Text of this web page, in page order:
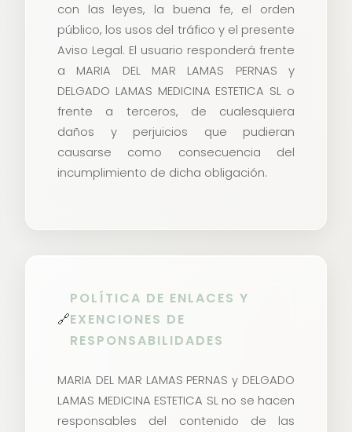
con las leyes, la buena fe, el orden
público, los usos del tráfico y el presente
Aviso Legal. El usuario responderá frente
a MARIA DEL MAR LAMAS PERNAS y
DELGADO LAMAS MEDICINA ESTETICA SL o
frente a terceros, de cualesquiera
daños y perjuicios que pudieran
causarse como consecuencia del
incumplimiento de dicha obligación.
🔗
POLÍTICA DE ENLACES Y
EXENCIONES DE
RESPONSABILIDADES
MARIA DEL MAR LAMAS PERNAS y DELGADO
LAMAS MEDICINA ESTETICA SL no se hacen
responsables del contenido de las